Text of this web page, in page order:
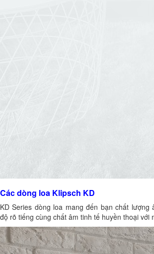
Các dòng loa Klipsch KD
KD Series dòng loa mang đến bạn chất lượng
độ rõ tiếng cùng chất âm tinh tế huyền thoại với